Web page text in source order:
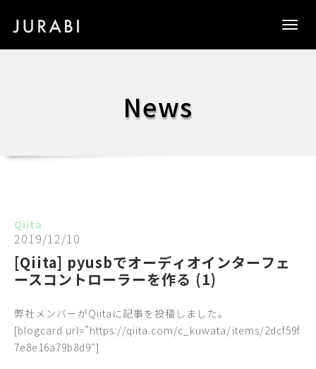
News
Qiita
2019/12/10
[Qiita] pyusbでオーディオインターフェ
ースコントローラーを作る (1)
弊社メンバーがQiitaに記事を投稿しました。
[blogcard url=”https://qiita.com/c_kuwata/items/2dcf59f
7e8e16a79b8d9″]